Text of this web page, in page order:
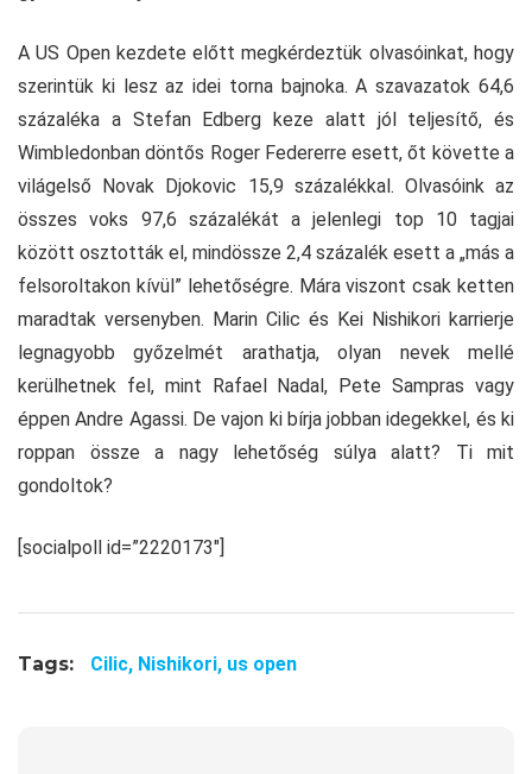
A US Open kezdete előtt megkérdeztük olvasóinkat, hogy
szerintük ki lesz az idei torna bajnoka. A szavazatok 64,6
százaléka a Stefan Edberg keze alatt jól teljesítő, és
Wimbledonban döntős Roger Federerre esett, őt követte a
világelső Novak Djokovic 15,9 százalékkal. Olvasóink az
összes voks 97,6 százalékát a jelenlegi top 10 tagjai
között osztották el, mindössze 2,4 százalék esett a „más a
felsoroltakon kívül” lehetőségre. Mára viszont csak ketten
maradtak versenyben. Marin Cilic és Kei Nishikori karrierje
legnagyobb győzelmét arathatja, olyan nevek mellé
kerülhetnek fel, mint Rafael Nadal, Pete Sampras vagy
éppen Andre Agassi. De vajon ki bírja jobban idegekkel, és ki
roppan össze a nagy lehetőség súlya alatt? Ti mit
gondoltok?
[socialpoll id=”2220173″]
Tags: Cilic, Nishikori, us open